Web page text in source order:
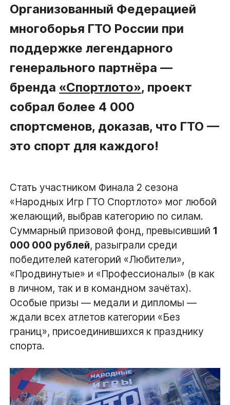
Организованный Федерацией
многоборья ГТО России при
поддержке легендарного
генерального партнёра —
бренда «Спортлото», проект
собрал более 4 000
спортсменов, доказав, что ГТО —
это спорт для каждого!
Стать участником Финала 2 сезона
«Народных Игр ГТО Спортлото» мог любой
желающий, выбрав категорию по силам.
Суммарный призовой фонд, превысивший1
000 000 рублей, разыграли среди
победителей категорий «Любители»,
«Продвинутые» и «Профессионалы» (в как
в личном, так и в командном зачётах).
Особые призы — медали и дипломы —
ждали всех атлетов категории «Без
границ», присоединившихся к празднику
спорта.